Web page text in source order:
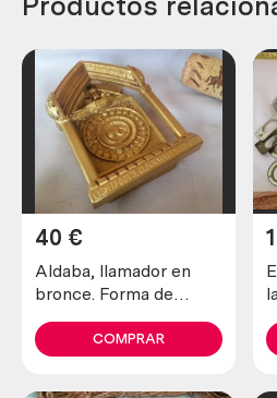
Aldaba, llamador en
bronce. Forma de
40 €
COMPRAR